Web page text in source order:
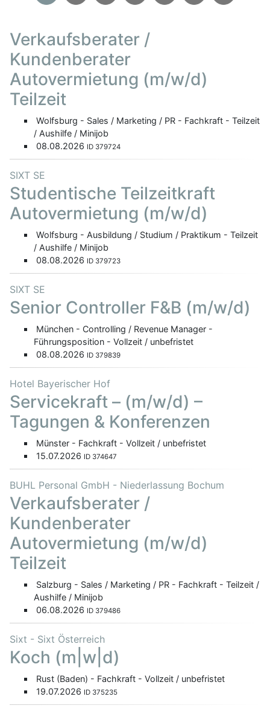
Verkaufsberater /
Kundenberater
Autovermietung (m/w/d)
Teilzeit
Wolfsburg - Sales / Marketing / PR - Fachkraft - Teilzeit
/ Aushilfe / Minijob
08.08.2026 ID 379724
SIXT SE
Studentische Teilzeitkraft
Autovermietung (m/w/d)
Wolfsburg - Ausbildung / Studium / Praktikum - Teilzeit
/ Aushilfe / Minijob
08.08.2026 ID 379723
SIXT SE
Senior Controller F&B (m/w/d)
München - Controlling / Revenue Manager -
Führungsposition - Vollzeit / unbefristet
08.08.2026 ID 379839
Hotel Bayerischer Hof
Servicekraft – (m/w/d) –
Tagungen & Konferenzen
Münster - Fachkraft - Vollzeit / unbefristet
15.07.2026 ID 374647
BUHL Personal GmbH - Niederlassung Bochum
Verkaufsberater /
Kundenberater
Autovermietung (m/w/d)
Teilzeit
Salzburg - Sales / Marketing / PR - Fachkraft - Teilzeit /
Aushilfe / Minijob
06.08.2026 ID 379486
Sixt - Sixt Österreich
Koch (m|w|d)
Rust (Baden) - Fachkraft - Vollzeit / unbefristet
19.07.2026 ID 375235